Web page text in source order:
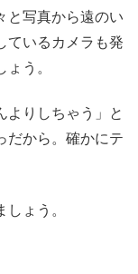
と写真から遠のい
ているカメラも発
う。
よりしちゃう」と
だから。確かにテ
ょう。